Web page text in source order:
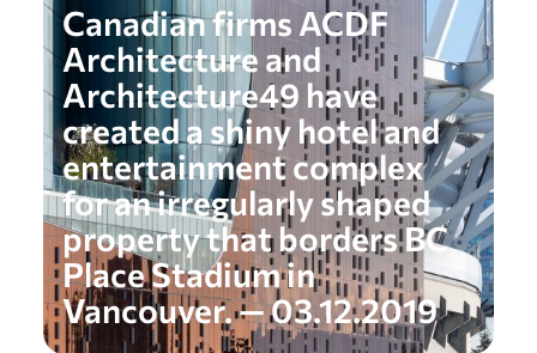
Canadian firms ACDF
Architecture and
Architecture49 have
created a shiny hotel and
entertainment complex
for an irregularly shaped
property that borders BC
Place Stadium in
Vancouver. — 03.12.2019